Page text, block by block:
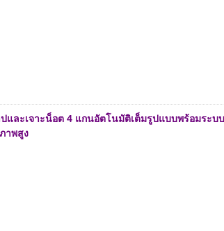
ปและเจาะน็อต 4 แกนอัตโนมัติเต็มรูปแบบพร้อมระบ
าพสูง